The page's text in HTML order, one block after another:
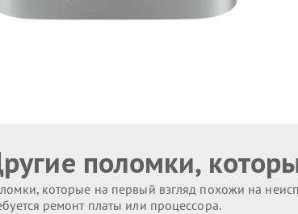
поломки,
которые на первый взгляд похожи на
ремонт платы или процессора.